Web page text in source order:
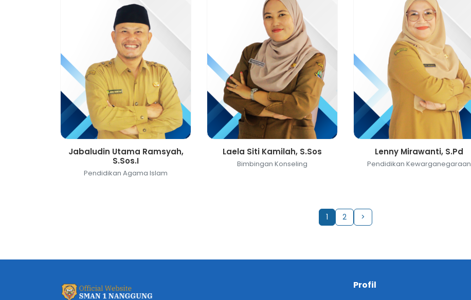
Jabaludin Utama Ramsyah,
S.Sos.I
Pendidikan Agama Islam
Laela Siti Kamilah, S.Sos
Bimbingan Konseling
Lenny Mirawanti, S.Pd
Pendidikan Kewarganegaraan
1 2 >
Profil